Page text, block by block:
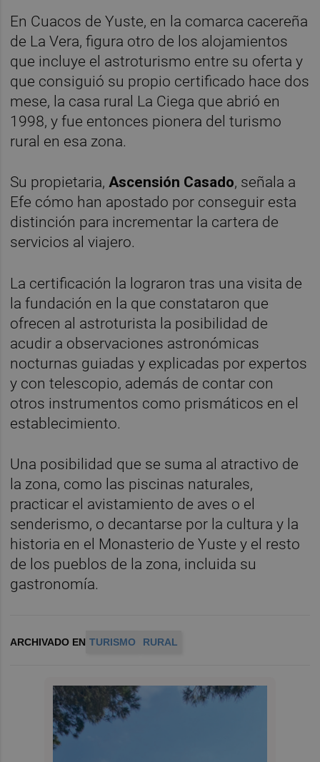
En Cuacos de Yuste, en la comarca cacereña
de La Vera, figura otro de los alojamientos
que incluye el astroturismo entre su oferta y
que consiguió su propio certificado hace dos
mese, la casa rural La Ciega que abrió en
1998, y fue entonces pionera del turismo
rural en esa zona.
Su propietaria,Ascensión Casado, señala a
Efe cómo han apostado por conseguir esta
distinción para incrementar la cartera de
servicios al viajero.
La certificación la lograron tras una visita de
la fundación en la que constataron que
ofrecen al astroturista la posibilidad de
acudir a observaciones astronómicas
nocturnas guiadas y explicadas por expertos
y con telescopio, además de contar con
otros instrumentos como prismáticos en el
establecimiento.
Una posibilidad que se suma al atractivo de
la zona, como las piscinas naturales,
practicar el avistamiento de aves o el
senderismo, o decantarse por la cultura y la
historia en el Monasterio de Yuste y el resto
de los pueblos de la zona, incluida su
gastronomía.
ARCHIVADO EN TURISMO RURAL